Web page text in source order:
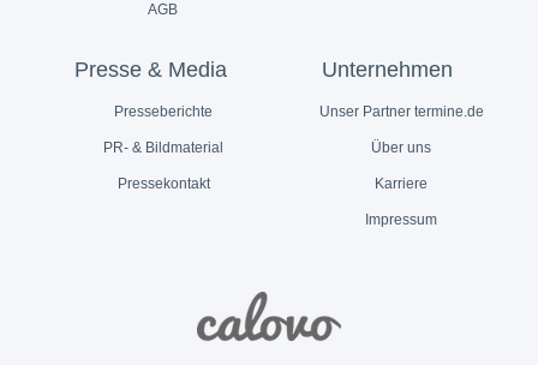
AGB
Presse & Media
Presseberichte
PR- & Bildmaterial
Pressekontakt
Unternehmen
Unser Partner termine.de
Über uns
Karriere
Impressum